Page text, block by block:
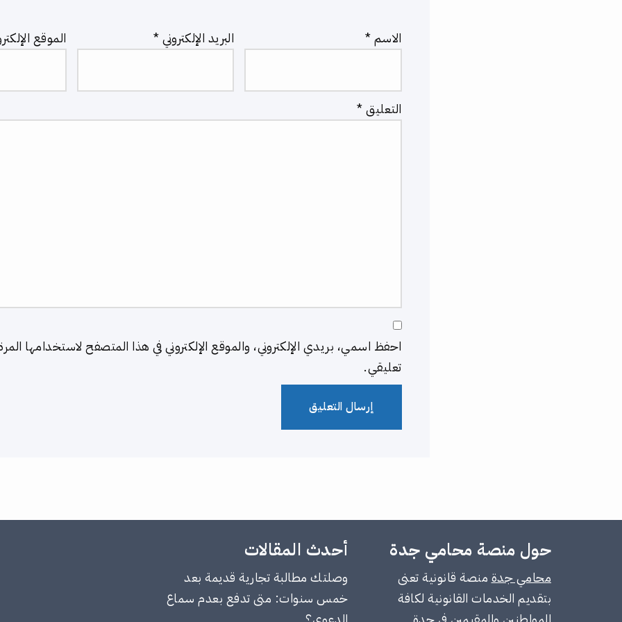
الاسم* البريد الإلكتروني* الموقع
التعليق*
احفظ اسمي، بريدي الإلكتروني، والموقع الإلكتروني في هذا المتصفح لاستخدامها
تعليقي.
حول منصة محامي جدة
محامي جدة منصة قانونية تعنى
بتقديم الخدمات القانونية لكافة
أحدث المقالات
وصلتك مطالبة تجارية قديمة بعد
خمس سنوات: متى تدفع بعدم سماع